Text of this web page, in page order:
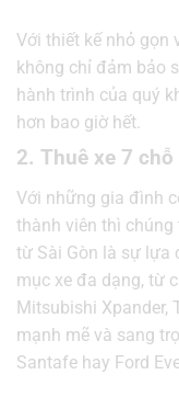
Với thiết kế nhỏ gọn
không chỉ đảm bảo
hành trình của quý
hơn bao giờ hết.
2. Thuê xe 7
Với những gia đình
thành viên thì chúng
từ Sài Gòn là sự lựa
mục xe đa dạng, từ
Mitsubishi Xpander,
mạnh mẽ và sang
Santafe hay Ford